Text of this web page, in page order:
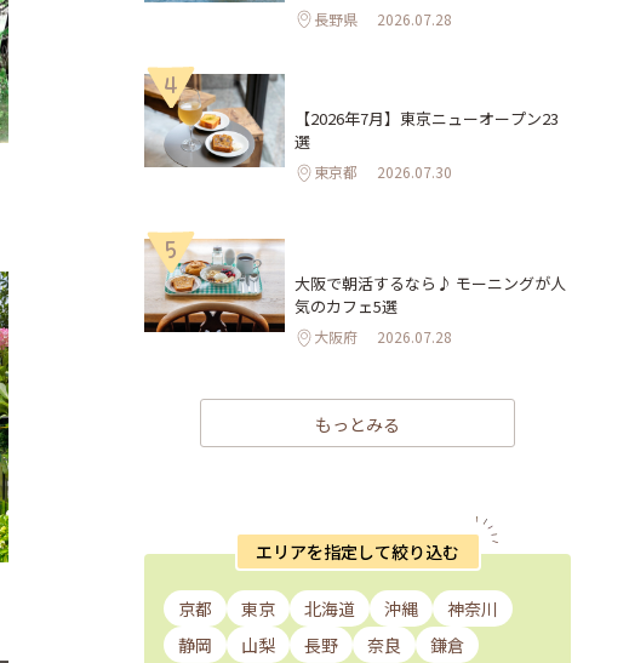
長野県 2026.07.28
4
【2026年7月】東京ニューオープン23
選
東京都 2026.07.30
5
大阪で朝活するなら♪ モーニングが人
気のカフェ5選
大阪府 2026.07.28
もっとみる
エリアを指定して絞り込む
京都 東京 北海道 沖縄
神奈川
静岡
山梨 長野 奈良 鎌倉